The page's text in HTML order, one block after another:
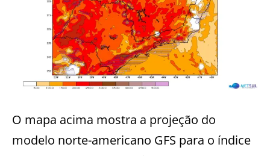
O mapa acima mostra a projeção do
modelo norte-americano GFS para o índice